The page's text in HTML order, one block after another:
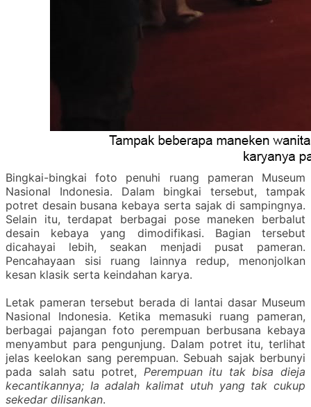
Bingkai-bingkai foto penuhi ruang pameran Museum
Nasional Indonesia. Dalam bingkai tersebut, tampak
potret desain busana kebaya serta sajak di sampingnya.
Selain itu, terdapat berbagai pose maneken berbalut
desain kebaya yang dimodifikasi. Bagian tersebut
dicahayai lebih, seakan menjadi pusat pameran.
Pencahayaan sisi ruang lainnya redup, menonjolkan
kesan klasik serta keindahan karya.
Letak pameran tersebut berada di lantai dasar Museum
Nasional Indonesia. Ketika memasuki ruang pameran,
berbagai pajangan foto perempuan berbusana kebaya
menyambut para pengunjung. Dalam potret itu, terlihat
jelas keelokan sang perempuan. Sebuah sajak berbunyi
pada salah satu potret, Perempuan itu tak bisa dieja
kecantikannya; Ia adalah kalimat utuh yang tak cukup
sekedar dilisankan.